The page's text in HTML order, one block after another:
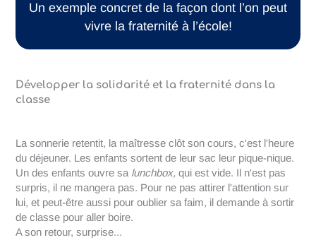
Un exemple concret de la façon dont l’on peut
vivre la fraternité à l’école!
Développer la solidarité et la fraternité dans la
classe
La sonnerie retentit, la maîtresse clôt son cours, c'est l'heure
du déjeuner. Les enfants sortent de leur sac leur pique-nique.
Un des enfants ouvre sa lunchbox, qui est vide. Il n'est pas
surpris, il ne mangera pas. Pour ne pas attirer l'attention sur
lui, et peut-être aussi pour oublier sa faim, il demande à sortir
de classe pour aller boire.
A son retour, surprise...